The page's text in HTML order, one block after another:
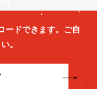
ドできます。 ご自
。